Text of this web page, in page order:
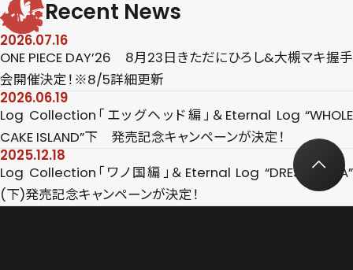
Recent News
2026.07.16
ONE PIECE DAY’26 8月23日きただにひろし&大槻マキ握手
会開催決定！※8/5詳細更新
2026.06.19
Log Collection「エッグヘッド編」＆Eternal Log “WHOLE
CAKE ISLAND”下 発売記念キャンペーンが決定！
2025.12.18
Log Collection「ワノ国編」＆Eternal Log “DRESS ROSA”
(下)発売記念キャンペーンが決定！